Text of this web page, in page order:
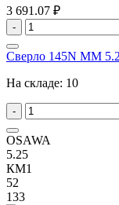
3 691.07 ₽
-
Сверло 145N MM
На складе: 10
-
OSAWA
5.25
КМ1
52
133